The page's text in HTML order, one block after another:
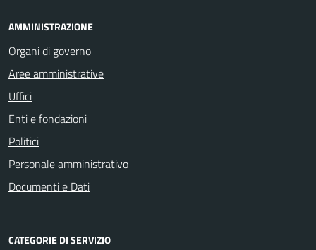
AMMINISTRAZIONE
Organi di governo
Aree amministrative
Uffici
Enti e fondazioni
Politici
Personale amministrativo
Documenti e Dati
CATEGORIE DI SERVIZIO